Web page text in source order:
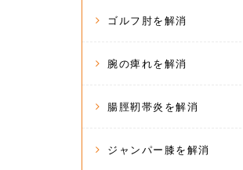
ゴルフ肘を解消
腕の痺れを解消
腸脛靭帯炎を解消
ジャンパー膝を解消